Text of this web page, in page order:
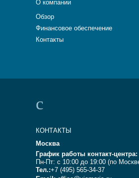
О компании
Обзор
Финансовое обеспечение
Контакты
КОНТАКТЫ
Москва
График работы контакт-центра:
Пн-Пт: с 10:00 до 19:00 (по
Тел.:+7 (495) 565-34-37